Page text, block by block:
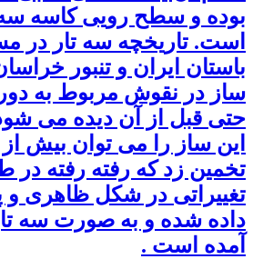
بوده و سطح رویی کاسه
است. تاریخچه سه تار در
باستان ایران و تنبور
ساز در نقوش مربوط به
حتی قبل از آن دیده می
تخمین زد که رفته رفته در
تغییراتی در شکل ظاهری و
داده شده و به صورت سه
آمده است .